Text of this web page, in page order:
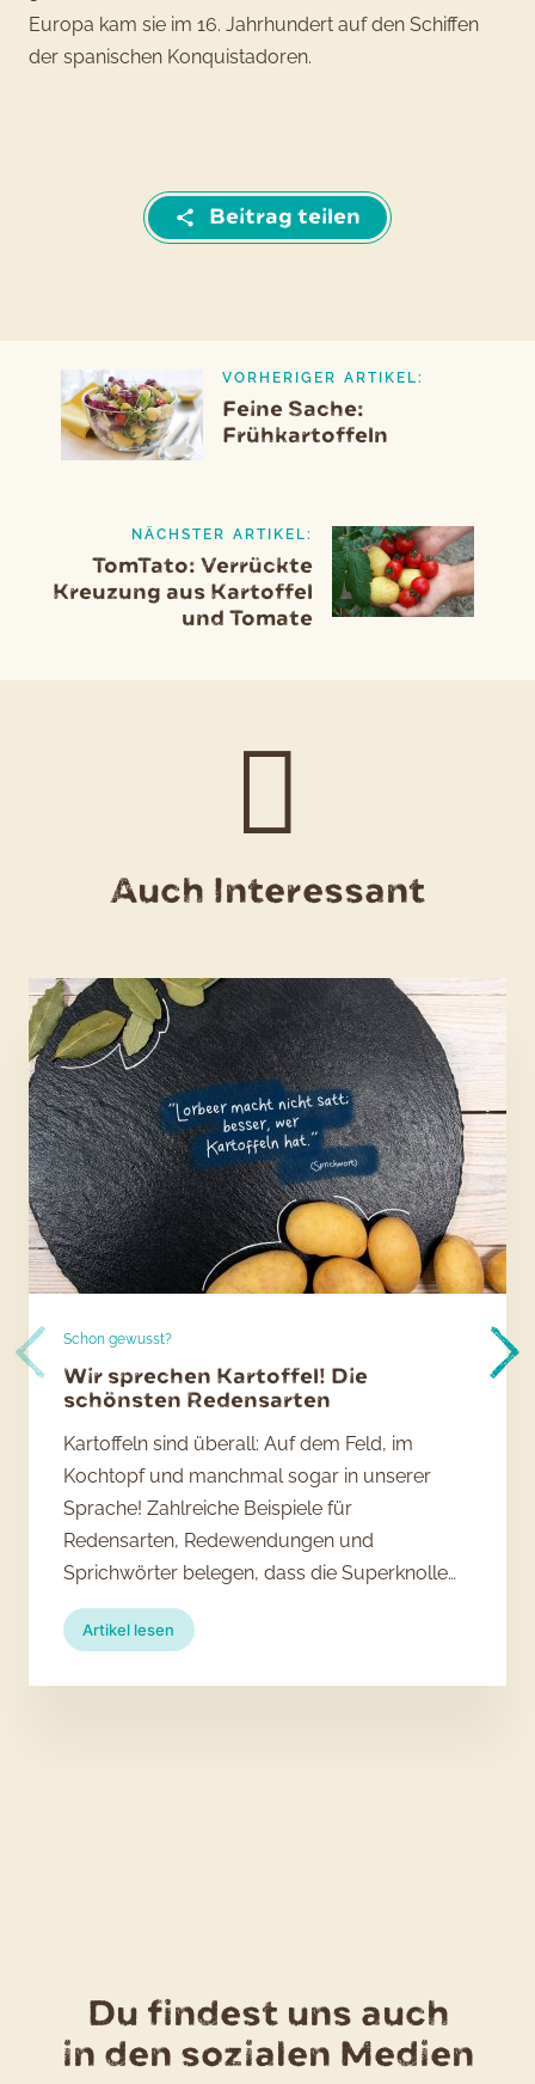
Europa kam sie im 16. Jahrhundert auf den Schiffen
der spanischen Konquistadoren.
Beitrag teilen
Beitragsnavigation
Vorheriger
VORHERIGER ARTIKEL:
Feine Sache:
Frühkartoffeln
NÄCHSTER ARTIKEL:
TomTato: Verrückte
Kreuzung aus Kartoffel
und Tomate
Auch Interessant
Schon gewusst?
Wir sprechen Kartoffel! Die
schönsten Redensarten
Kartoffeln sind überall: Auf dem Feld, im
Kochtopf und manchmal sogar in unserer
Sprache! Zahlreiche Beispiele für
Redensarten, Redewendungen und
Sprichwörter belegen, dass die Superknolle…
Artikel lesen
Wir
Du findest uns auch
in den sozialen Medien